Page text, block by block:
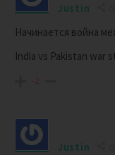
Justin
Начинается война
India vs Pakistan war
-2
Justin